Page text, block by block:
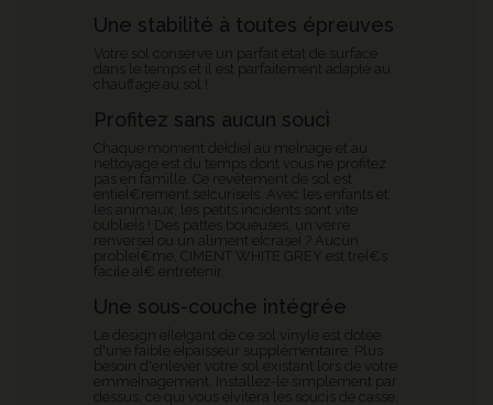
Une stabilité à toutes épreuves
Votre sol conserve un parfait état de surface
dans le temps et il est parfaitement adapté au
chauffage au sol !
Profitez sans aucun souci
Chaque moment deÌdieÌ au meÌnage et au
nettoyage est du temps dont vous ne profitez
pas en famille. Ce revêtement de sol est
entieÌ€rement seÌcuriseÌs. Avec les enfants et
les animaux, les petits incidents sont vite
oublieÌs ! Des pattes boueuses, un verre
renverseÌ ou un aliment eÌcraseÌ ? Aucun
probleÌ€me, CIMENT WHITE GREY
est treÌ€s
facile aÌ€ entretenir.
Une sous-couche intégrée
Le design eÌleÌgant de ce sol vinyle est dotée
d'une faible eÌpaisseur supplémentaire. Plus
besoin d'enlever votre sol existant lors de votre
emmeÌnagement. Installez-le simplement par
dessus, ce qui vous eÌvitera les soucis de casse,